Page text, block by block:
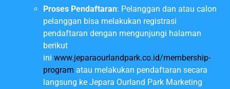
Proses Pendaftaran: Pelanggan dan atau calon
pelanggan bisa melakukan registrasi
pendaftaran dengan mengunjungi halaman
berikut
ini www.jeparaourlandpark.co.id/membership-
program atau melakukan pendaftaran secara
langsung ke Jepara Ourland Park Marketing